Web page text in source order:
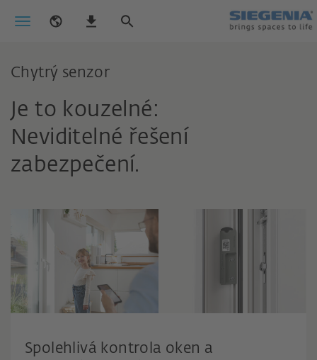
Chytrý senzor
Je to kouzelné:
Neviditelné řešení
zabezpečení.
Spolehlivá kontrola oken a